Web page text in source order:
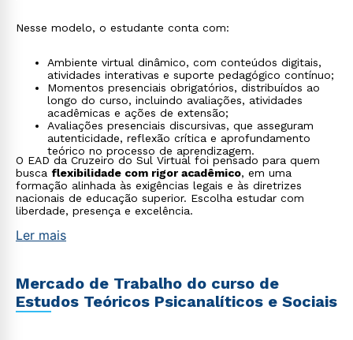
Nesse modelo, o estudante conta com:
Ambiente virtual dinâmico, com conteúdos digitais,
atividades interativas e suporte pedagógico contínuo;
Momentos presenciais obrigatórios, distribuídos ao
longo do curso, incluindo avaliações, atividades
acadêmicas e ações de extensão;
Avaliações presenciais discursivas, que asseguram
autenticidade, reflexão crítica e aprofundamento
teórico no processo de aprendizagem.
O EAD da Cruzeiro do Sul Virtual foi pensado para quem
busca flexibilidade com rigor acadêmico, em uma
formação alinhada às exigências legais e às diretrizes
nacionais de educação superior. Escolha estudar com
liberdade, presença e excelência.
Ler mais
Mercado de Trabalho do curso de
Estudos Teóricos Psicanalíticos e Sociais